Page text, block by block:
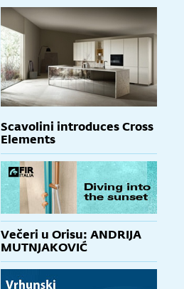
Scavolini introduces Cross
Elements
Večeri u Orisu: ANDRIJA
MUTNJAKOVIĆ